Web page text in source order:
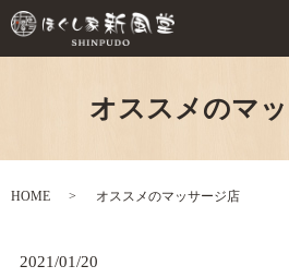
オススメのマ
HOME オススメのマッサージ店
2021/01/20